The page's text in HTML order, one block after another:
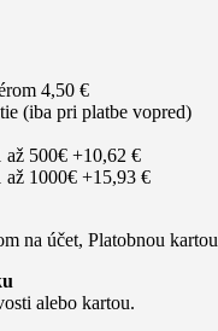
4,50 €
(iba pri platbe vopred)
až 500€ +10,62 €
až 1000€ +15,93 €
na účet, Platobnou kartou
alebo kartou.